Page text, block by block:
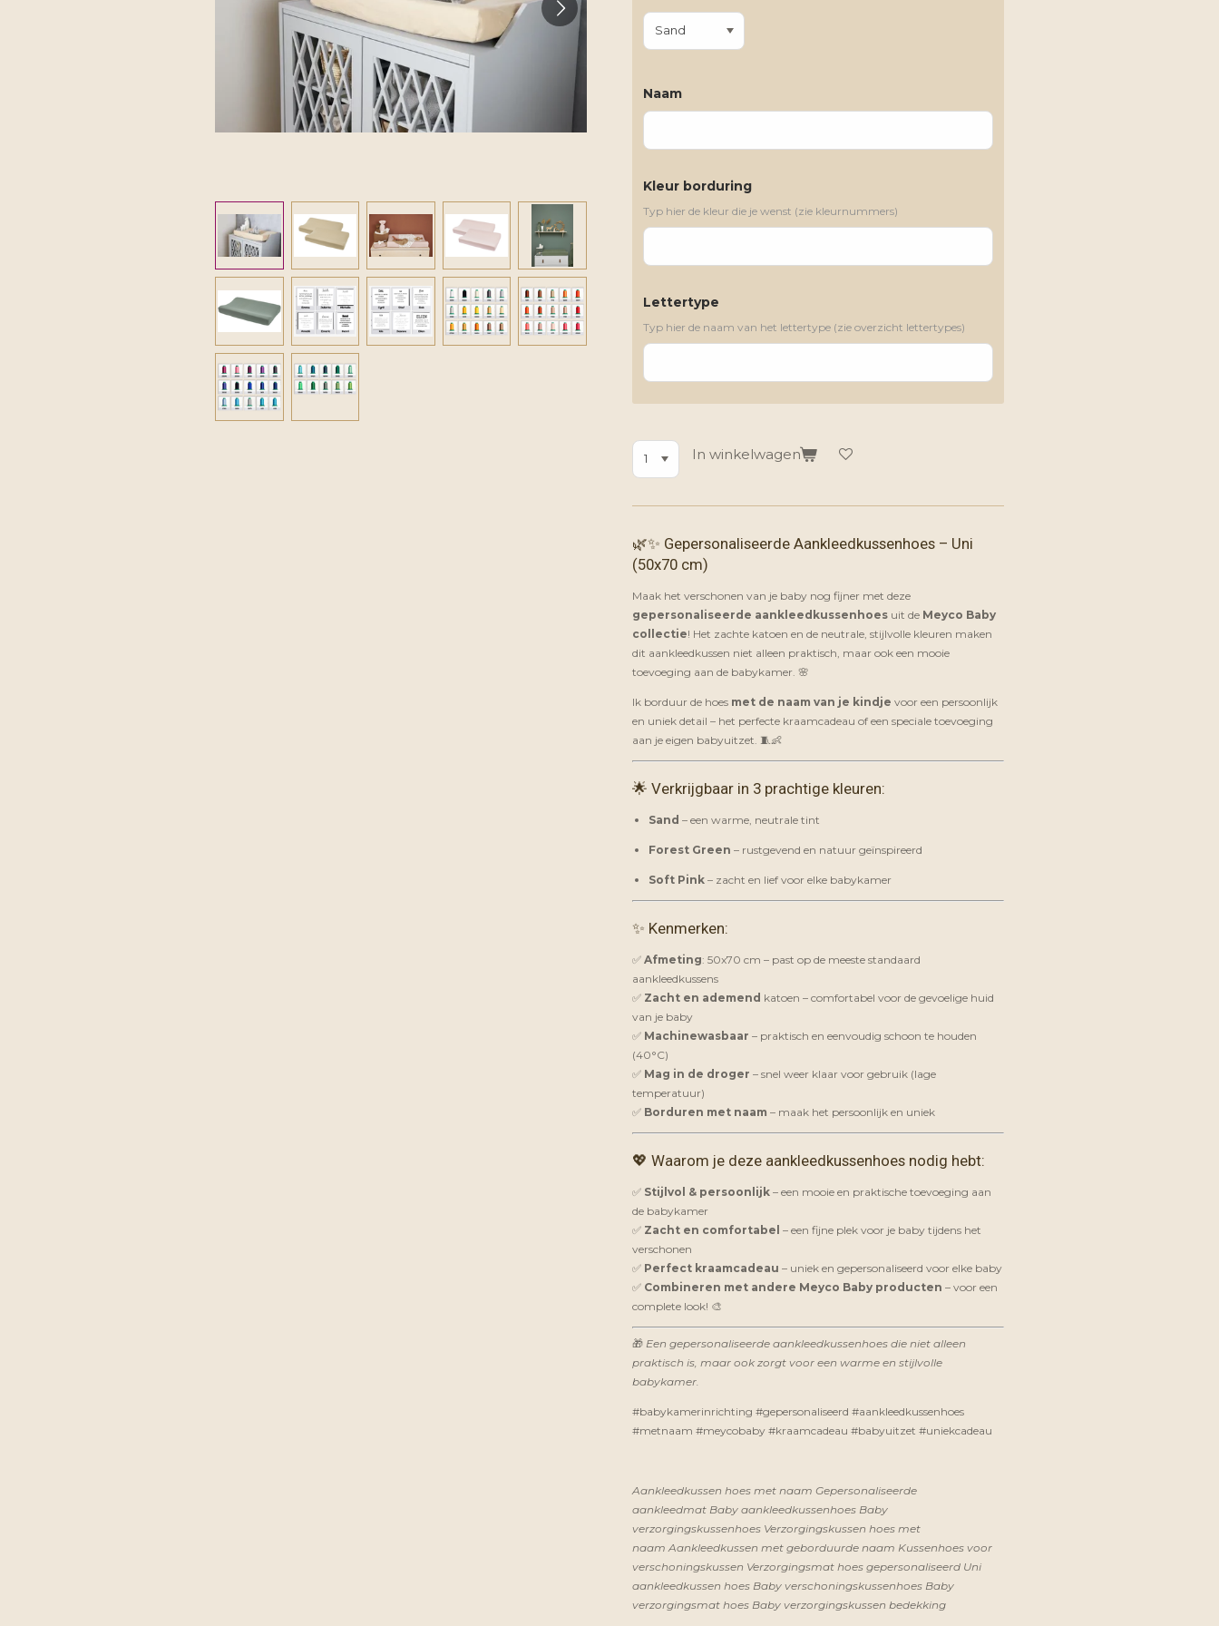
Naam
Kleur borduring
Typ hier de kleur die je wenst (zie kleurnummers)
Lettertype
Typ hier de naam van het lettertype (zie overzicht lettertypes)
In winkelwagen
🌿✨ Gepersonaliseerde Aankleedkussenhoes – Uni
(50x70 cm)
Maak het verschonen van je baby nog fijner met deze
gepersonaliseerde aankleedkussenhoes uit de Meyco Baby
collectie! Het zachte katoen en de neutrale, stijlvolle kleuren maken
dit aankleedkussen niet alleen praktisch, maar ook een mooie
toevoeging aan de babykamer. 🌸
Ik borduur de hoes met de naam van je kindje voor een persoonlijk
en uniek detail – het perfecte kraamcadeau of een speciale toevoeging
aan je eigen babyuitzet. 🧵👶
🌟 Verkrijgbaar in 3 prachtige kleuren:
Sand – een warme, neutrale tint
Forest Green – rustgevend en natuur geïnspireerd
Soft Pink – zacht en lief voor elke babykamer
✨ Kenmerken:
✅ Afmeting: 50x70 cm – past op de meeste standaard
aankleedkussens
✅ Zacht en ademend katoen – comfortabel voor de gevoelige huid
van je baby
✅ Machinewasbaar – praktisch en eenvoudig schoon te houden
(40°C)
✅ Mag in de droger – snel weer klaar voor gebruik (lage
temperatuur)
✅ Borduren met naam – maak het persoonlijk en uniek
💖 Waarom je deze aankleedkussenhoes nodig hebt:
✅ Stijlvol & persoonlijk – een mooie en praktische toevoeging aan
de babykamer
✅ Zacht en comfortabel – een fijne plek voor je baby tijdens het
verschonen
✅ Perfect kraamcadeau – uniek en gepersonaliseerd voor elke baby
✅ Combineren met andere Meyco Baby producten – voor een
complete look! 🎨
🎁 Een gepersonaliseerde aankleedkussenhoes die niet alleen
praktisch is, maar ook zorgt voor een warme en stijlvolle
babykamer.
#babykamerinrichting #gepersonaliseerd #aankleedkussenhoes
#metnaam #meycobaby #kraamcadeau #babyuitzet #uniekcadeau
Aankleedkussen hoes met naam Gepersonaliseerde
aankleedmat Baby aankleedkussenhoes Baby
verzorgingskussenhoes Verzorgingskussen hoes met
naam Aankleedkussen met geborduurde naam Kussenhoes voor
verschoningskussen Verzorgingsmat hoes gepersonaliseerd Uni
aankleedkussen hoes Baby verschoningskussenhoes Baby
verzorgingsmat hoes Baby verzorgingskussen bedekking